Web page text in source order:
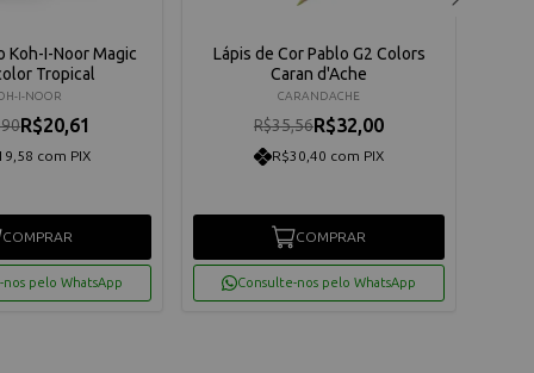
Koh-I-Noor Magic
Tropical
I-NOOR
R$20,61
com PIX
COMPRAR
pelo WhatsApp
Lápis de Cor Pablo G2 Colors
Caran d'Ache
CARANDACHE
R$35,56R$32,00
R$30,40 com PIX
COMPRAR
Consulte-nos pelo WhatsApp